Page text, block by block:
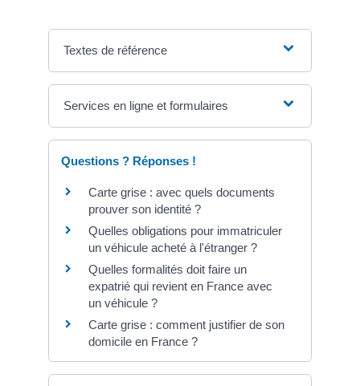
Textes de référence
Services en ligne et formulaires
Questions ? Réponses !
Carte grise : avec quels documents
prouver son identité ?
Quelles obligations pour immatriculer
un véhicule acheté à l'étranger ?
Quelles formalités doit faire un
expatrié qui revient en France avec
un véhicule ?
Carte grise : comment justifier de son
domicile en France ?